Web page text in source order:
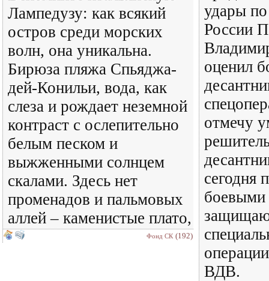
Лампедузу: как всякий
остров среди морских
волн, она уникальна.
Бирюза пляжа Спьяджа-
дей-Конильи, вода, как
слеза и рождает неземной
контраст с ослепительно
белым песком и
выжженными солнцем
скалами. Здесь нет
променадов и пальмовых
аллей – каменистые плато,
Фонд СК (192)
удары
России
оценил
отмечу
сегодня
ВДВ.